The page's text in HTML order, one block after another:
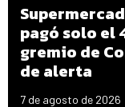
pagó solo el
gremio de
de alerta
7 de agosto de 2026